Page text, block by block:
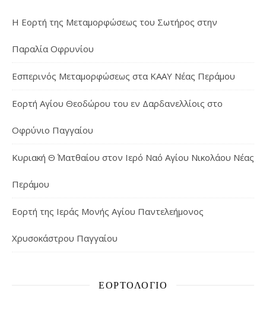
Η Εορτή της Μεταμορφώσεως του Σωτήρος στην
Παραλία Οφρυνίου
Εσπερινός Μεταμορφώσεως στα ΚΑΑΥ Νέας Περάμου
Εορτή Αγίου Θεοδώρου του εν Δαρδανελλίοις στο
Οφρύνιο Παγγαίου
Κυριακή Θ΄ Ματθαίου στον Ιερό Ναό Αγίου Νικολάου Νέας
Περάμου
Εορτή της Ιεράς Μονής Αγίου Παντελεήμονος
Χρυσοκάστρου Παγγαίου
ΕΟΡΤΟΛΌΓΙΟ